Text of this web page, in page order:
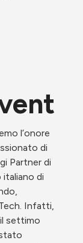
l’onore
di
Partner di
italiano di
Infatti,
settimo